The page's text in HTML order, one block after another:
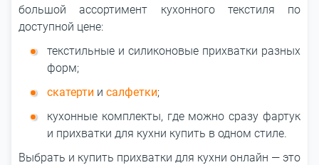
большой ассортимент кухонного текстиля по
доступной цене:
текстильные и силиконовые прихватки разных
форм;
скатерти и салфетки;
кухонные комплекты, где можно сразу фартук
и прихватки для кухни купить в одном стиле.
Выбрать и купить прихватки для кухни онлайн — это